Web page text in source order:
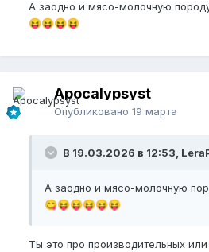
А заодно и мясо-молочную
😝😝😝😝
Apocalypsyst
Опубликовано 19 марта
В 19.03.2026 в 12:53,
А заодно и мясо-молочную
😋😝😝😝😝😝
Ты это про производительных